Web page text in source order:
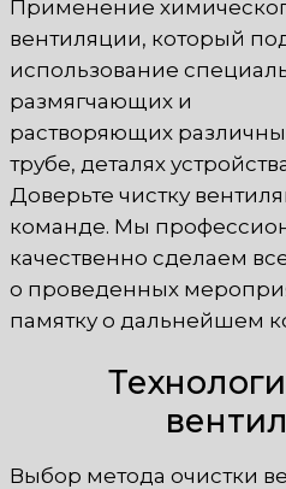
Применение
вентиляции, который
использование
размягчающих и
растворяющих
трубе, деталях
Доверьте чистку
команде. Мы
качественно сделаем
о проведенных
памятку о дальнейшем
Выбор метода очистки